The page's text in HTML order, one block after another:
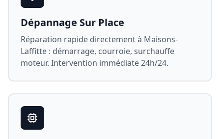
Dépannage Sur Place
Réparation rapide directement à Maisons-
Laffitte : démarrage, courroie, surchauffe
moteur. Intervention immédiate 24h/24.